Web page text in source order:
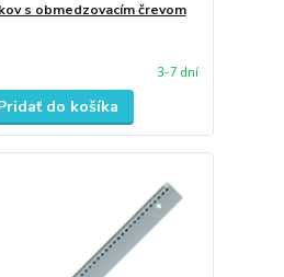
s obmedzovacím črevom
3-7 dní
do košíka